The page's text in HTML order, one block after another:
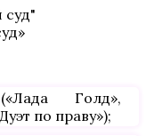
Голд»,
по праву»);